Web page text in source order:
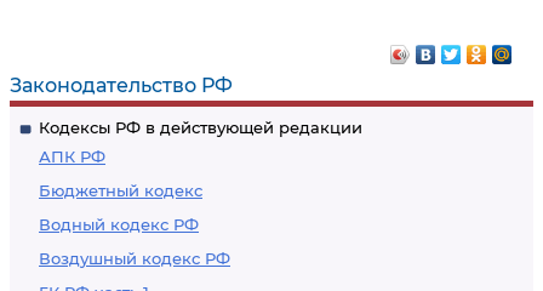
Законодательство РФ
Кодексы РФ в действующей редакции
АПК РФ
Бюджетный кодекс
Водный кодекс РФ
Воздушный кодекс РФ
документа